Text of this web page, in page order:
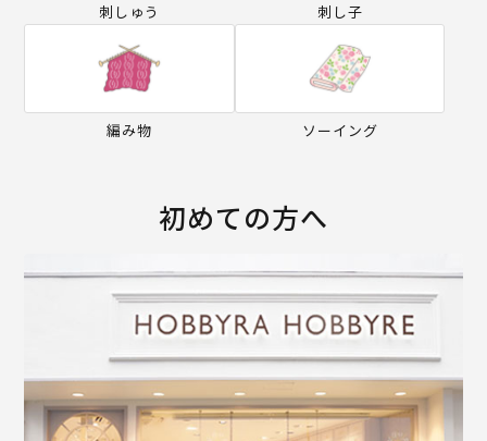
刺しゅう 刺し子
編み物 ソーイング
初めての方へ